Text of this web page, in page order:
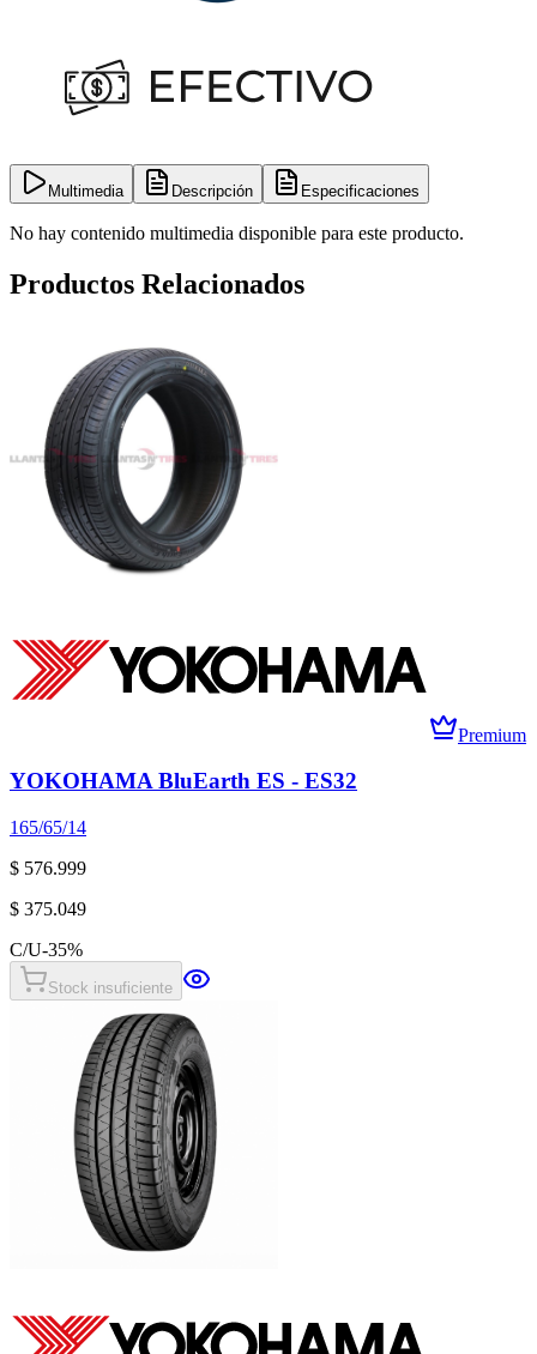
Multimedia Descripción Especificaciones
No hay contenido multimedia disponible para este producto.
Productos Relacionados
Premium
YOKOHAMA BluEarth ES - ES32
165/65/14
$ 576.999
$ 375.049
C/U-35%
Stock insuficiente